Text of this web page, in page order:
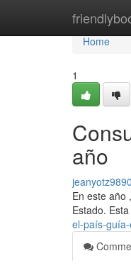
Home
Home
1
año
En este año
Estado.
el-país-